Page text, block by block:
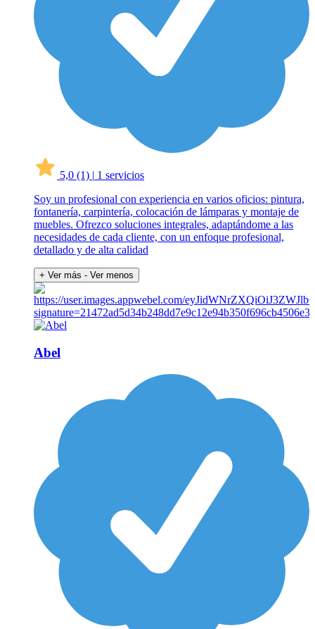
5,0 (1) | 1 servicios
Soy un profesional con experiencia en varios oficios: pintura,
fontanería, carpintería, colocación de lámparas y montaje de
muebles. Ofrezco soluciones integrales, adaptándome a las
necesidades de cada cliente, con un enfoque profesional,
detallado y de alta calidad
+ Ver más - Ver menos
Abel